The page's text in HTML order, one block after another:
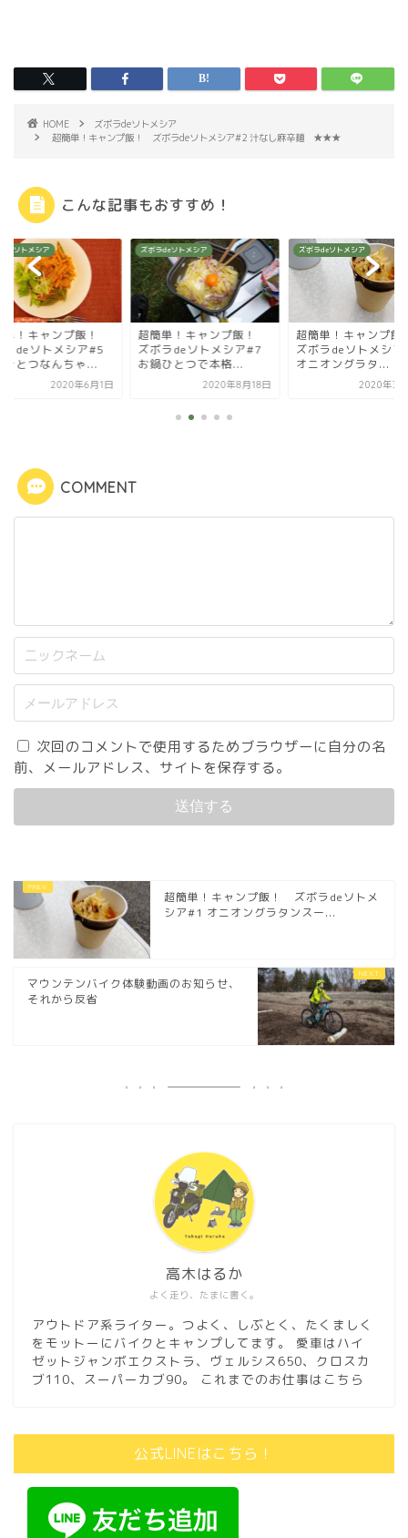
HOME
ズボラdeソトメシア
超簡単！キャンプ飯！ ズボラdeソトメシア#2 汁なし麻辛麺 ★★★
こんな記事もおすすめ！
deソトメシア
単！キャンプ飯！
ラdeソトメシア#5
ひとつなんちゃ...
2020年6月1日
ズボラdeソトメシア
超簡単！キャンプ飯！
ズボラdeソトメシア#7
お鍋ひとつで本格...
2020年8月18日
ズボラdeソトメシア
超簡単！キャンプ
ズボラdeソトメシ
オニオングラタ...
2020年3
COMMENT
次回のコメントで使用するためブラウザーに自分の名
前、メールアドレス、サイトを保存する。
超簡単！キャンプ飯！ ズボラdeソトメ
シア#1 オニオングラタンスー...
マウンテンバイク体験動画のお知らせ、
それから反省
よく走り、たまに書く。
高木はるか
アウトドア系ライター。つよく、しぶとく、たくましく
をモットーにバイクとキャンプしてます。 愛車はハイ
ゼットジャンボエクストラ、ヴェルシス650、クロスカ
ブ110、スーパーカブ90。
これまでのお仕事はこちら
公式LINEはこちら！